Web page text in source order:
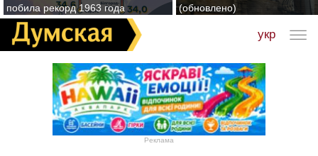
побила рекорд 1963 года
(обновлено)
укр
Реклама